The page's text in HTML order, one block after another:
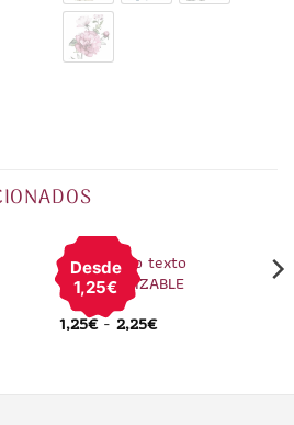
Desde
1,25€
Pin Petardo texto
PERSONALIZABLE
1,25€-2,25€